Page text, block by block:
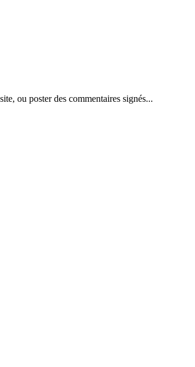
ou poster des commentaires signés...